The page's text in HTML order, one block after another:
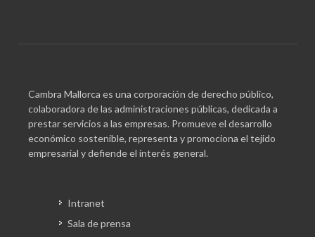
Cambra Mallorca es una corporación de derecho público,
colaboradora de las administraciones públicas, dedicada a
prestar servicios a las empresas. Promueve el desarrollo
económico sostenible, representa y promociona el tejido
empresarial y defiende el interés general.
Intranet
Sala de prensa